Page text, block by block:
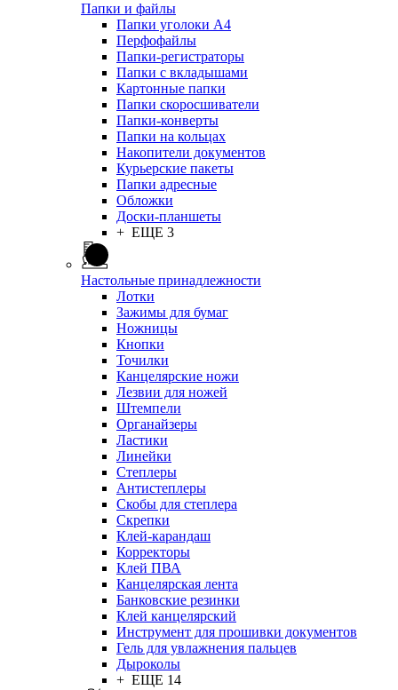
Папки и файлы
Папки уголоки А4
Перфофайлы
Папки-регистраторы
Папки с вкладышами
Картонные папки
Папки скоросшиватели
Папки-конверты
Папки на кольцах
Накопители документов
Курьерские пакеты
Папки адресные
Обложки
Доски-планшеты
+ ЕЩЕ 3
Настольные принадлежности
Лотки
Зажимы для бумаг
Ножницы
Кнопки
Точилки
Канцелярские ножи
Лезвии для ножей
Штемпели
Органайзеры
Ластики
Линейки
Степлеры
Антистеплеры
Скобы для степлера
Скрепки
Клей-карандаш
Корректоры
Клей ПВА
Канцелярская лента
Банковские резинки
Клей канцелярский
Инструмент для прошивки документов
Гель для увлажнения пальцев
Дыроколы
+ ЕЩЕ 14